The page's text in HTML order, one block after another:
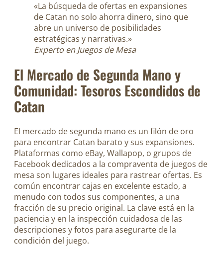
«La búsqueda de ofertas en expansiones
de Catan no solo ahorra dinero, sino que
abre un universo de posibilidades
estratégicas y narrativas.»
Experto en Juegos de Mesa
El Mercado de Segunda Mano y
Comunidad: Tesoros Escondidos de
Catan
El mercado de segunda mano es un filón de oro
para encontrar Catan barato y sus expansiones.
Plataformas como eBay, Wallapop, o grupos de
Facebook dedicados a la compraventa de juegos de
mesa son lugares ideales para rastrear ofertas. Es
común encontrar cajas en excelente estado, a
menudo con todos sus componentes, a una
fracción de su precio original. La clave está en la
paciencia y en la inspección cuidadosa de las
descripciones y fotos para asegurarte de la
condición del juego.